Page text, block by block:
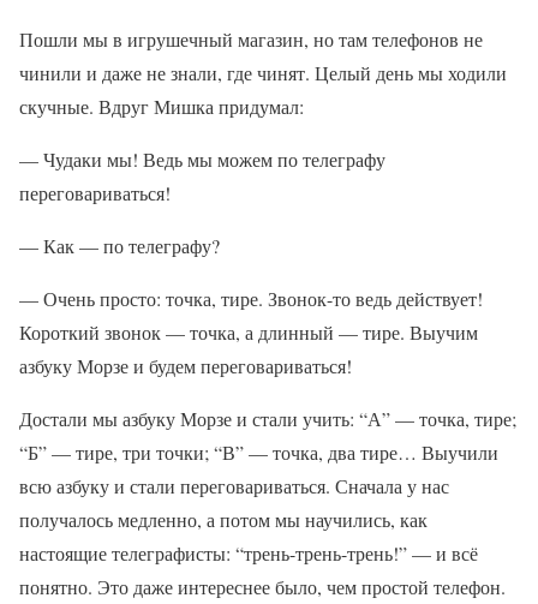
Пошли мы в игрушечный магазин, но там телефонов не
чинили и даже не знали, где чинят. Целый день мы ходили
скучные. Вдруг Мишка придумал:
— Чудаки мы! Ведь мы можем по телеграфу
переговариваться!
— Как — по телеграфу?
— Очень просто: точка, тире. Звонок-то ведь действует!
Короткий звонок — точка, а длинный — тире. Выучим
азбуку Морзе и будем переговариваться!
Достали мы азбуку Морзе и стали учить: “А” — точка, тире;
“Б” — тире, три точки; “В” — точка, два тире… Выучили
всю азбуку и стали переговариваться. Сначала у нас
получалось медленно, а потом мы научились, как
настоящие телеграфисты: “трень-трень-трень!” — и всё
понятно. Это даже интереснее было, чем простой телефон.